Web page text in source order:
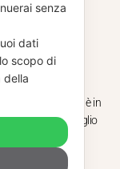
12240940960
senza
dati
scopo di
della
è in
entro il 29 luglio